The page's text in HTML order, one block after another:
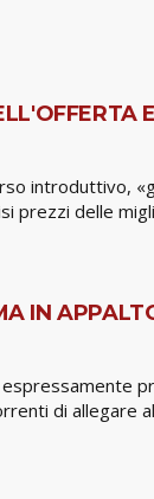
introduttivo,
prezzi delle
IN
di allegare